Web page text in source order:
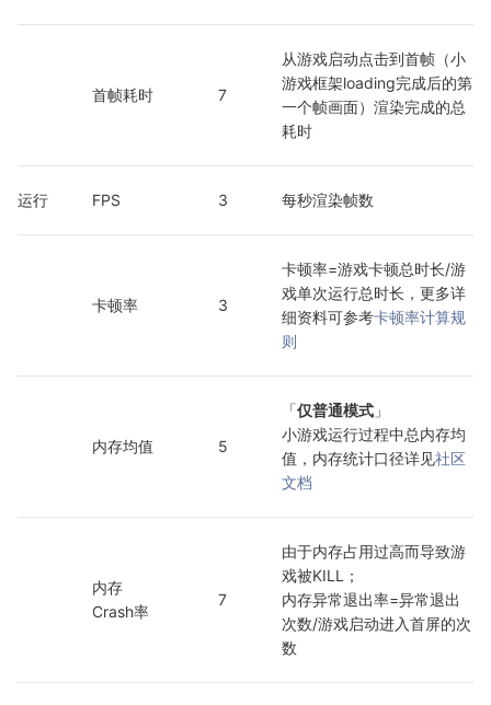
首帧耗时 7
从游戏启动点击到首帧（小
游戏框架loading完成后的第
一个帧画面）渲染完成的总
耗时
运行 FPS 3 每秒渲染帧数
卡顿率 3
卡顿率=游戏卡顿总时长/游
戏单次运行总时长，更多详
细资料可参考卡顿率计算规
则
内存均值 5
「仅普通模式 」
小游戏运行过程中总内存均
值，内存统计口径详见社区
文档
内存
Crash率
7
由于内存占用过高而导致游
戏被KILL；
内存异常退出率=异常退出
次数/游戏启动进入首屏的次
数